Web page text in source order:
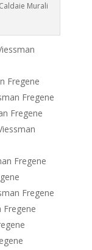
Murali
Fregene
Fregene
Fregene
Fregene
Fregene
Fregene